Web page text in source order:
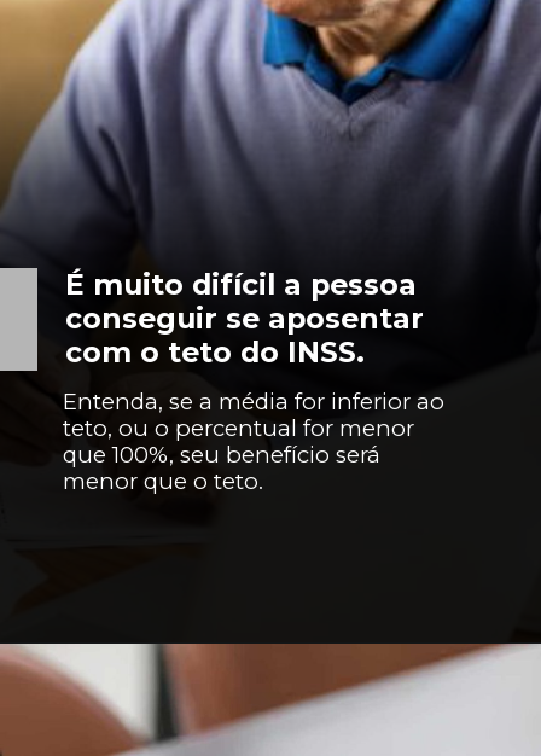
Entenda, se a média for inferior ao
teto, ou o percentual for menor
que 100%, seu benefício será
menor que o teto.
É muito difícil a pessoa
conseguir se aposentar
com o teto do INSS.